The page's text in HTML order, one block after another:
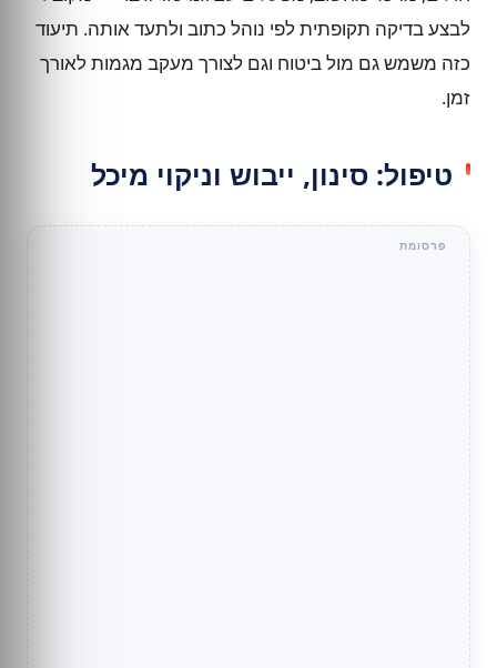
לבצע בדיקה תקופתית לפי נוהל כתוב ולתעד אותה. תיעוד
כזה משמש גם מול ביטוח וגם לצורך מעקב מגמות לאורך
זמן.
טיפול: סינון, ייבוש וניקוי מיכל